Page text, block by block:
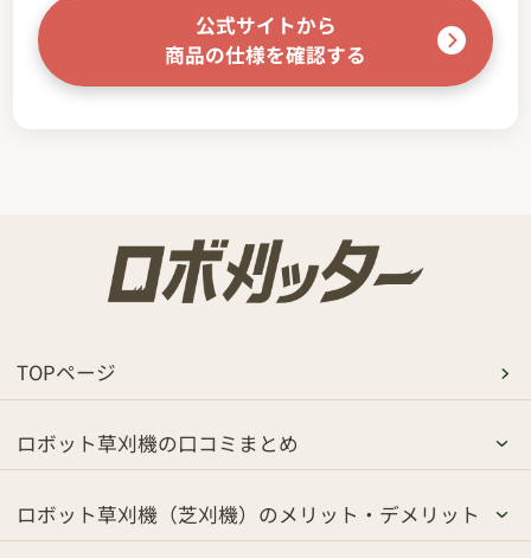
公式サイトから
商品の仕様を確認する
TOPページ
ロボット草刈機の口コミまとめ
ロボット草刈機（芝刈機）のメリット・デメリット